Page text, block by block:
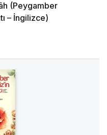
(Peygamber
– İngilizce)